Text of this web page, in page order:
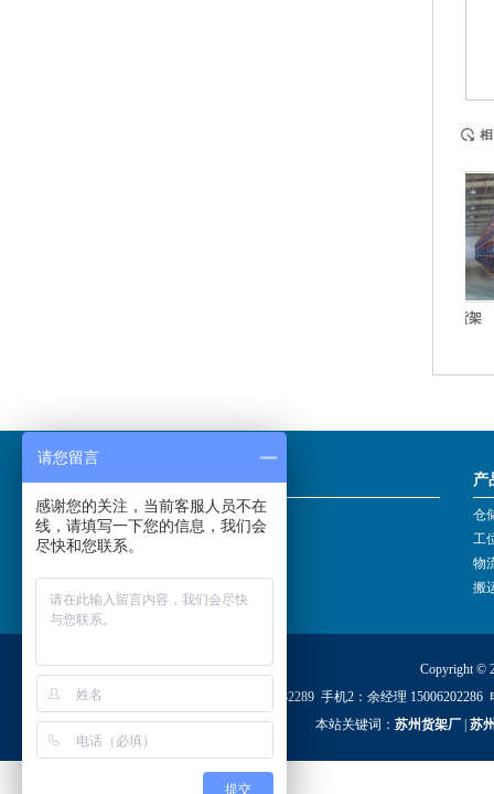
关于我们
公司简介
产
仓
工
物
搬
Copyright ©
手机1：方经理 19901482289 手机2：余经理
本站关键词： 苏州货架厂 苏
请您留言
感谢您的关注，当前客服人员不在
线，请填写一下您的信息，我们会
尽快和您联系。
提交